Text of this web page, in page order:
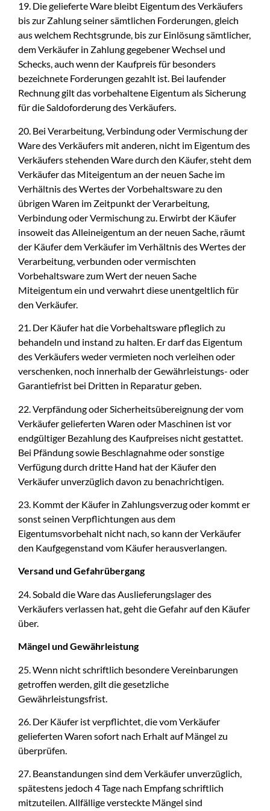
19. Die gelieferte Ware bleibt Eigentum des Verkäufers
bis zur Zahlung seiner sämtlichen Forderungen, gleich
aus welchem Rechtsgrunde, bis zur Einlösung sämtlicher,
dem Verkäufer in Zahlung gegebener Wechsel und
Schecks, auch wenn der Kaufpreis für besonders
bezeichnete Forderungen gezahlt ist. Bei laufender
Rechnung gilt das vorbehaltene Eigentum als Sicherung
für die Saldoforderung des Verkäufers.
20. Bei Verarbeitung, Verbindung oder Vermischung der
Ware des Verkäufers mit anderen, nicht im Eigentum des
Verkäufers stehenden Ware durch den Käufer, steht dem
Verkäufer das Miteigentum an der neuen Sache im
Verhältnis des Wertes der Vorbehaltsware zu den
übrigen Waren im Zeitpunkt der Verarbeitung,
Verbindung oder Vermischung zu. Erwirbt der Käufer
insoweit das Alleineigentum an der neuen Sache, räumt
der Käufer dem Verkäufer im Verhältnis des Wertes der
Verarbeitung, verbunden oder vermischten
Vorbehaltsware zum Wert der neuen Sache
Miteigentum ein und verwahrt diese unentgeltlich für
den Verkäufer.
21. Der Käufer hat die Vorbehaltsware pfleglich zu
behandeln und instand zu halten. Er darf das Eigentum
des Verkäufers weder vermieten noch verleihen oder
verschenken, noch innerhalb der Gewährleistungs- oder
Garantiefrist bei Dritten in Reparatur geben.
22. Verpfändung oder Sicherheitsübereignung der vom
Verkäufer gelieferten Waren oder Maschinen ist vor
endgültiger Bezahlung des Kaufpreises nicht gestattet.
Bei Pfändung sowie Beschlagnahme oder sonstige
Verfügung durch dritte Hand hat der Käufer den
Verkäufer unverzüglich davon zu benachrichtigen.
23. Kommt der Käufer in Zahlungsverzug oder kommt er
sonst seinen Verpflichtungen aus dem
Eigentumsvorbehalt nicht nach, so kann der Verkäufer
den Kaufgegenstand vom Käufer herausverlangen.
Versand und Gefahrübergang
24. Sobald die Ware das Auslieferungslager des
Verkäufers verlassen hat, geht die Gefahr auf den Käufer
über.
Mängel und Gewährleistung
25. Wenn nicht schriftlich besondere Vereinbarungen
getroffen werden, gilt die gesetzliche
Gewährleistungsfrist.
26. Der Käufer ist verpflichtet, die vom Verkäufer
gelieferten Waren sofort nach Erhalt auf Mängel zu
überprüfen.
27. Beanstandungen sind dem Verkäufer unverzüglich,
spätestens jedoch 4 Tage nach Empfang schriftlich
mitzuteilen. Allfällige versteckte Mängel sind